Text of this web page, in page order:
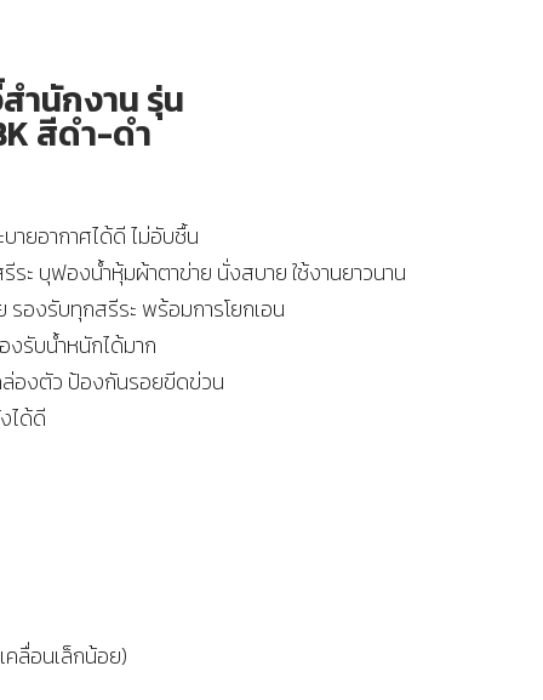
สำนักงาน รุ่น
สีดำ-ดำ
ายอากาศได้ดี ไม่อับชื้น
ระ บุฟองน้ำหุ้มผ้าตาข่าย นั่งสบาย ใช้งานยาวนาน
รองรับทุกสรีระ พร้อมการโยกเอน
งรับน้ำหนักได้มาก
องตัว ป้องกันรอยขีดข่วน
ได้ดี
คลื่อนเล็กน้อย)